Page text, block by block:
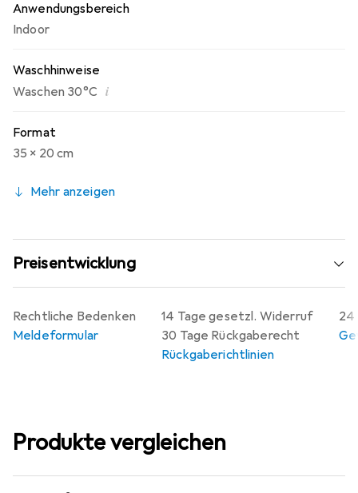
Anwendungsbereich
Indoor
Waschhinweise
Waschen 30°C i
Format
35 x 20 cm
Mehr anzeigen
Preisentwicklung
14 Tage gesetzl. Widerruf
30 Tage Rückgaberecht
Rückgaberichtlinien
24
Rechtliche Bedenken
Meldeformular
Produkte vergleichen